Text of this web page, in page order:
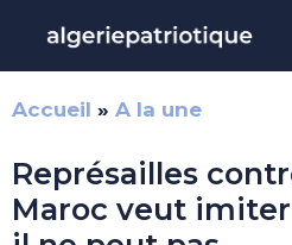
contenu
Accueil » A la une
Représailles
Maroc veut